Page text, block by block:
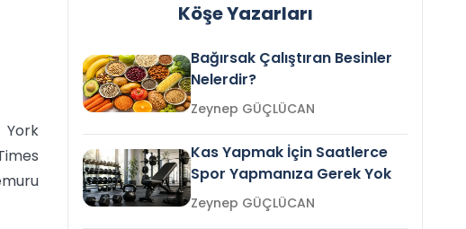
York
Köşe Yazarları
Bağırsak Çalıştıran Besinler
Nelerdir?
Zeynep GÜÇLÜCAN
Kas Yapmak İçin Saatlerce
Spor Yapmanıza Gerek Yok
Zeynep GÜÇLÜCAN